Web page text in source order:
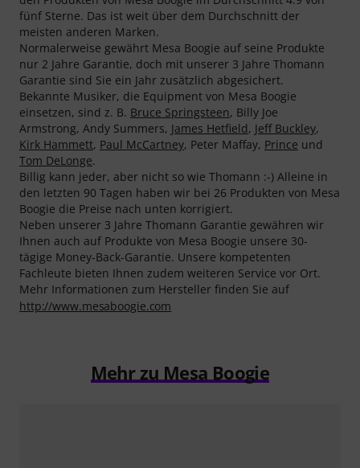
fünf Sterne. Das ist weit über dem Durchschnitt der
meisten anderen Marken.
Normalerweise gewährt Mesa Boogie auf seine Produkte
nur 2 Jahre Garantie, doch mit unserer 3 Jahre Thomann
Garantie sind Sie ein Jahr zusätzlich abgesichert.
Bekannte Musiker, die Equipment von Mesa Boogie
einsetzen, sind z. B. Bruce Springsteen, Billy Joe
Armstrong, Andy Summers, James Hetfield, Jeff Buckley,
Kirk Hammett, Paul McCartney, Peter Maffay, Prince und
Tom DeLonge.
Billig kann jeder, aber nicht so wie Thomann :-) Alleine in
den letzten 90 Tagen haben wir bei 26 Produkten von Mesa
Boogie die Preise nach unten korrigiert.
Neben unserer 3 Jahre Thomann Garantie gewähren wir
Ihnen auch auf Produkte von Mesa Boogie unsere 30-
tägige Money-Back-Garantie. Unsere kompetenten
Fachleute bieten Ihnen zudem weiteren Service vor Ort.
Mehr Informationen zum Hersteller finden Sie auf
http://www.mesaboogie.com
Mehr zu Mesa Boogie